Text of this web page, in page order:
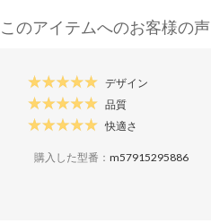
このアイテムへのお客様の声
デザイン
品質
快適さ
購入した型番： m57915295886